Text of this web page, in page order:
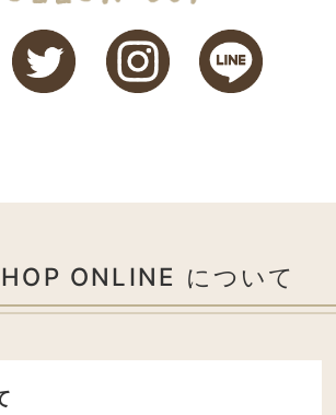
ONLINE について